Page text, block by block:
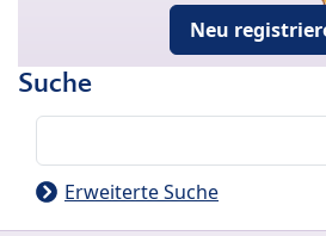
Neu
Suche
Erweiterte Suche